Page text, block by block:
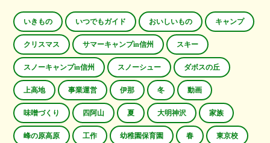
いきもの いつでもガイド おいしいもの キャンプ
クリスマス サマーキャンプin信州 スキー
スノーキャンプin信州 スノーシュー ダボスの丘
上高地 事業運営 伊那 冬 動画
味噌づくり 四阿山 夏 大明神沢 家族
峰の原高原 工作 幼稚園保育園 春 東京校